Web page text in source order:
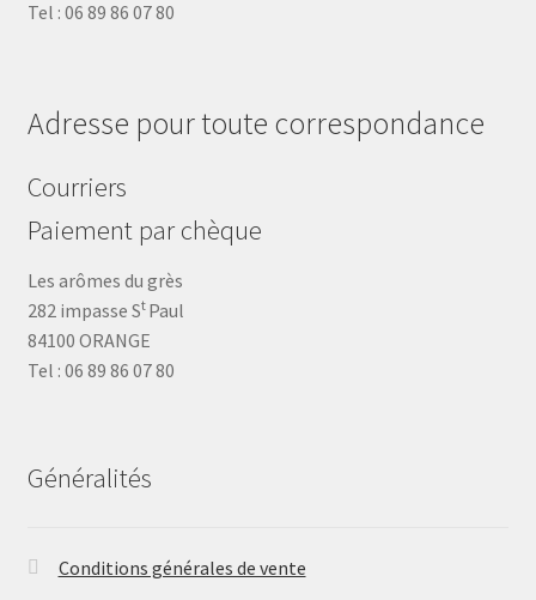
Tel : 06 89 86 07 80
Adresse pour toute correspondance
Courriers
Paiement par chèque
Les arômes du grès
282 impasse St Paul
84100 ORANGE
Tel : 06 89 86 07 80
Généralités
Conditions générales de vente